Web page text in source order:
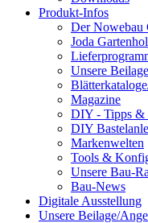
Produkt-Infos
Der Nowebau
Joda
Unsere
Magazine
DIY - Tipps &
DIY
Markenwelten
Tools &
Unsere Bau-
Bau-News
Digitale Ausstellung
Unsere Beilage/